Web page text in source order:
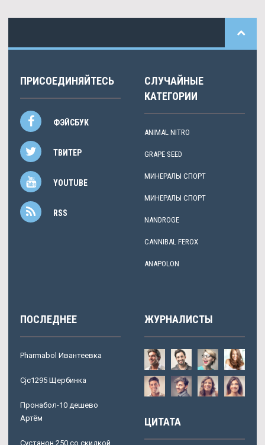
ПРИСОЕДИНЯЙТЕСЬ
ФЭЙСБУК
ТВИТЕР
YOUTUBE
RSS
СЛУЧАЙНЫЕ
КАТЕГОРИИ
ANIMAL NITRO
GRAPE SEED
МИНЕРАЛЫ СПОРТ
МИНЕРАЛЫ СПОРТ
NANDROGE
CANNIBAL FEROX
ANAPOLON
ПОСЛЕДНЕЕ
Pharmabol Ивантеевка
Cjc1295 Щербинка
Пронабол-10 дешево
Артём
Сустанон 250 со скидкой
ЖУРНАЛИСТЫ
ЦИТАТА